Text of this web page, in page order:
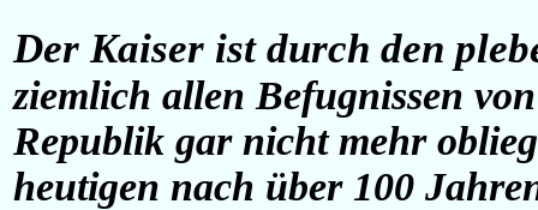
Der Kaiser ist durch den
ziemlich allen Befugnissen
Republik gar nicht mehr
heutigen nach über 100